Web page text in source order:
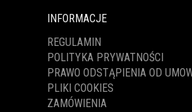
INFORMACJE
REGULAMIN
POLITYKA PRYWATNOŚCI
PRAWO ODSTĄPIENIA OD
PLIKI COOKIES
ZAMÓWIENIA